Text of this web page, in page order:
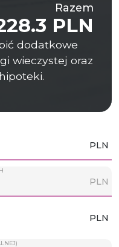
Razem
PLN
dodatkowe
wieczystej oraz
PLN
PLN
PLN